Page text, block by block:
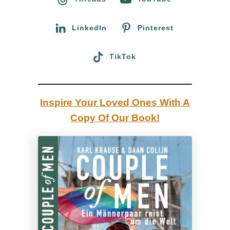
a
o
r
t
l
a
n
d
,
O
LinkedIn Pinterest
TikTok
Inspire Your Loved Ones With A
Copy Of Our Book!